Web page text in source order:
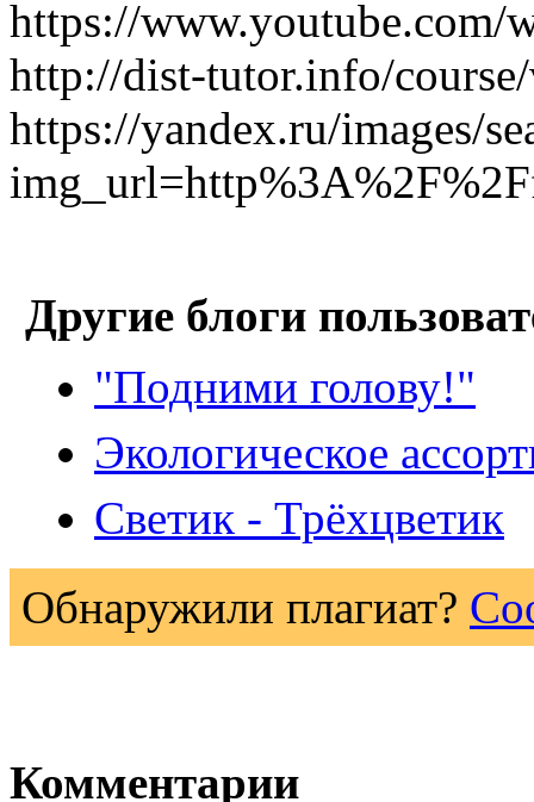
https://www.youtube.com/
http://dist-tutor.info/
https://yandex.ru/images/
Другие блоги
"Подними голову!"
Экологическое
Светик - Трёхцветик
Обнаружили плагиат?
Комментарии